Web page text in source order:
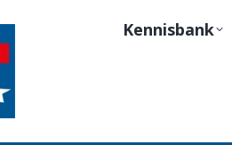
Kennisbank